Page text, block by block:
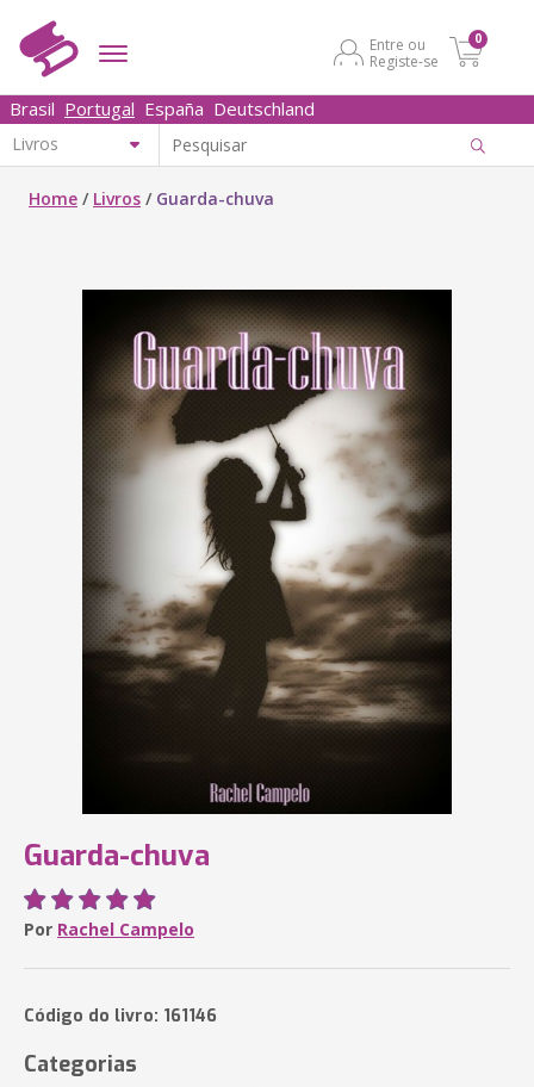
Entre ou
Registe-se
0
Brasil Portugal España Deutschland
Home / Livros / Guarda-chuva
Guarda-chuva
Por Rachel Campelo
Código do livro: 161146
Categorias